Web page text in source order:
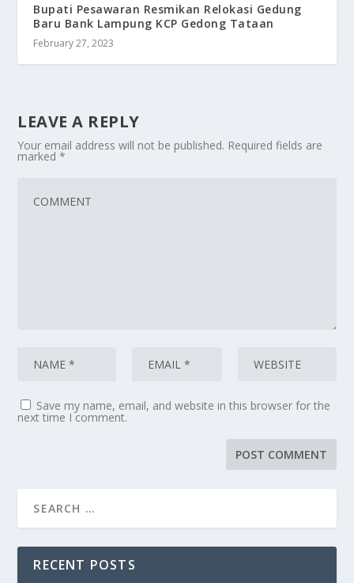
Bupati Pesawaran Resmikan Relokasi Gedung
Baru Bank Lampung KCP Gedong Tataan
February 27, 2023
LEAVE A REPLY
Your email address will not be published. Required fields are
marked*
Save my name, email, and website in this browser for the
next time I comment.
RECENT POSTS